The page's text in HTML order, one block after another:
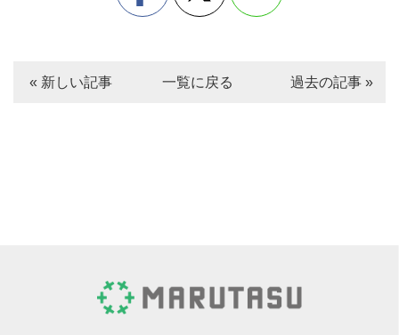
« 新しい記事 一覧に戻る 過去の記事 »